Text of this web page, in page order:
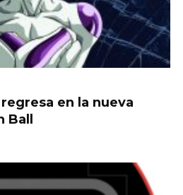
en la nueva